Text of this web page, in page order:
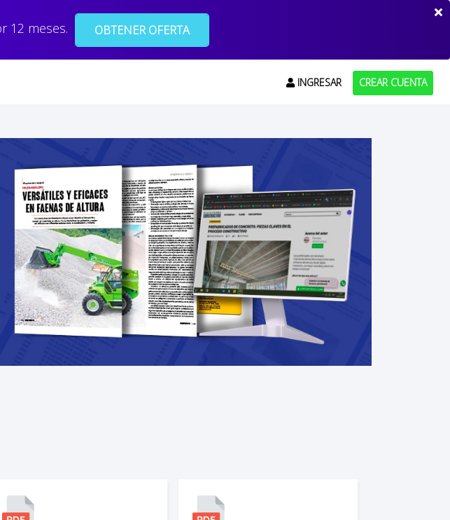
12 meses. OBTENER OFERTA
INGRESAR CREAR CUENTA